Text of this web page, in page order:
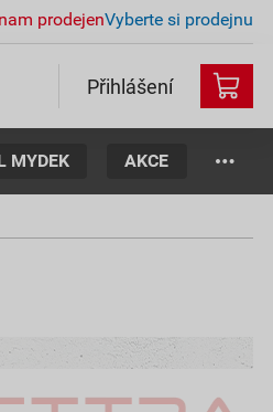
prodejenVyberte si prodejnu
Přihlášení
MYDEK AKCE